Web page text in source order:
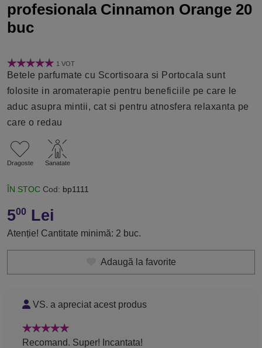
profesionala Cinnamon Orange 20
buc
1 VOT
Betele parfumate cu Scortisoara si Portocala sunt
folosite in aromaterapie pentru beneficiile pe care le
aduc asupra mintii, cat si pentru atnosfera relaxanta pe
care o redau
Dragoste Sanatate
ÎN STOC Cod: bp1111
500Lei
Atenție! Cantitate minimă: 2 buc.
Adaugă la favorite
VS. a apreciat acest produs
Recomand. Super! Incantata!